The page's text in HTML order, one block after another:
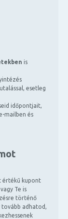
is
esetleg
időpontjait,
mailben és
értékű kupont
Te is
történő
tovább adhatod,